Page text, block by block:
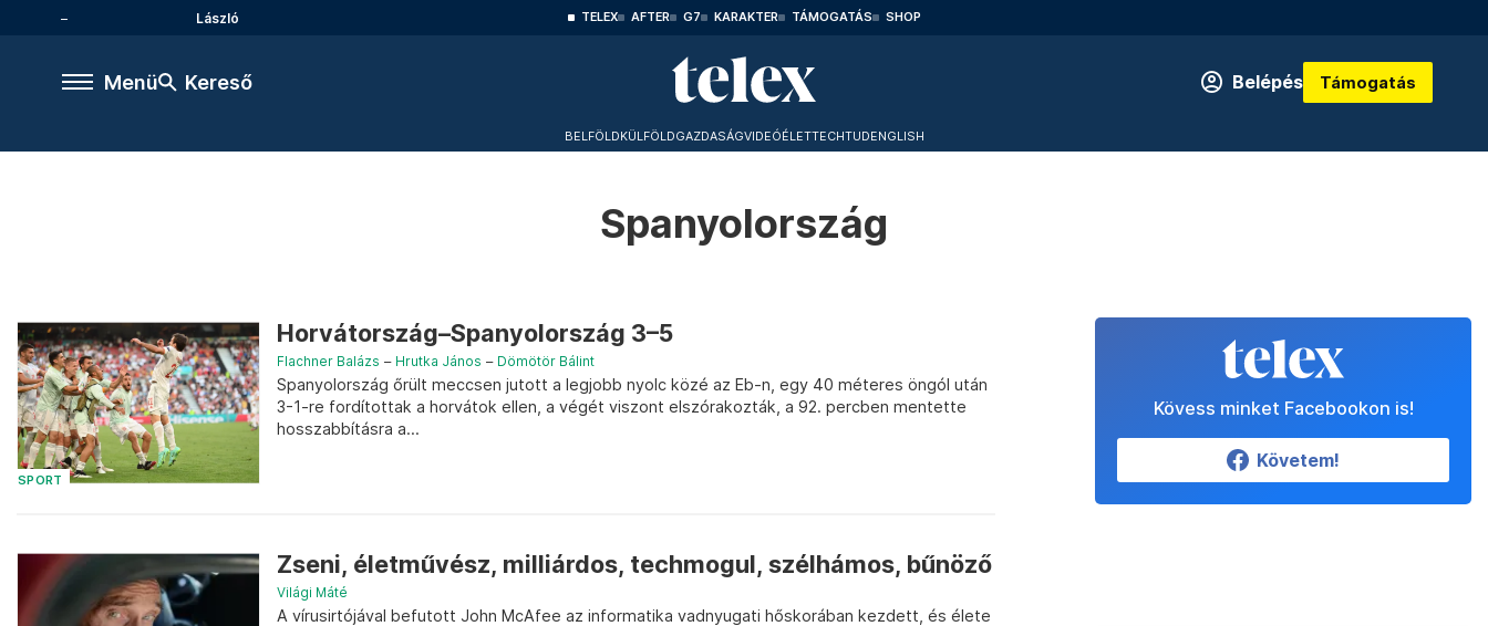
László TELEX AFTER G7 KARAKTER TÁMOGATÁS SHOP
Menü Kereső Belépés Támogatás
BELFÖLDKÜLFÖLDGAZDASÁGVIDEÓÉLETTECHTUDENGLISH
Spanyolország
SPORT
Horvátország–Spanyolország 3–5
Flachner Balázs – Hrutka János – Dömötör Bálint
Spanyolország őrült meccsen jutott a legjobb nyolc közé az Eb-n, egy 40 méteres öngól után
3-1-re fordítottak a horvátok ellen, a végét viszont elszórakozták, a 92. percben mentette
hosszabbításra a...
Zseni, életművész, milliárdos, techmogul, szélhámos, bűnöző
Világi Máté
A vírusirtójával befutott John McAfee az informatika vadnyugati hőskorában kezdett, és élete
Kövess minket Facebookon is!
Követem!